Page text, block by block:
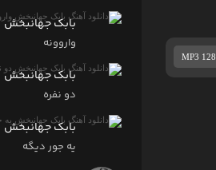
MP3 128
بابک جهانبخش
واروونه
بابک جهانبخش
دو نفره
بابک جهانبخش
یه جور دیگه